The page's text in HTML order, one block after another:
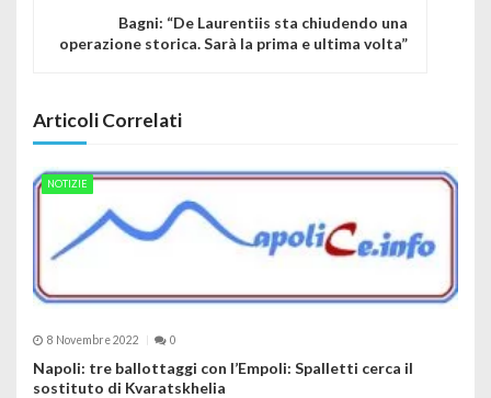
Bagni: “De Laurentiis sta chiudendo una
operazione storica. Sarà la prima e ultima volta”
Articoli Correlati
NOTIZIE
8 Novembre 2022 0
Napoli: tre ballottaggi con l’Empoli: Spalletti cerca il
sostituto di Kvaratskhelia